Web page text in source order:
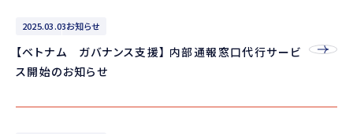
2025.03.03お知らせ
【ベトナム ガバナンス支援】 内部通報窓口代行サービ
ス開始のお知らせ